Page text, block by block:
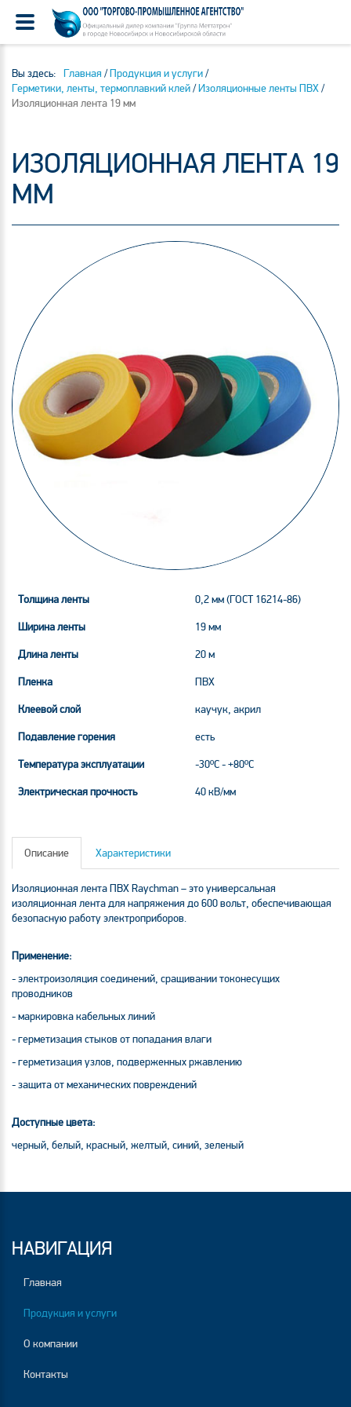
Вы здесь: Главная /Продукция и услуги/
Герметики, ленты, термоплавкий клей/Изоляционные ленты ПВХ/
Изоляционная лента 19 мм
ИЗОЛЯЦИОННАЯ ЛЕНТА 19
ММ
Толщина ленты 0,2 мм (ГОСТ 16214-86)
Ширина ленты 19 мм
Длина ленты 20 м
Пленка ПВХ
Клеевой слой каучук, акрил
Подавление горения есть
Температура эксплуатации -30ºС - +80ºС
Электрическая прочность 40 кВ/мм
Описание Характеристики
Изоляционная лента ПВХ Raychman – это универсальная
изоляционная лента для напряжения до 600 вольт, обеспечивающая
безопасную работу электроприборов.
Применение:
- электроизоляция соединений, сращивании токонесущих
проводников
- маркировка кабельных линий
- герметизация стыков от попадания влаги
- герметизация узлов, подверженных ржавлению
- защита от механических повреждений
Доступные цвета:
черный, белый, красный, желтый, синий, зеленый
НАВИГАЦИЯ
Главная
Продукция и услуги
О компании
Контакты